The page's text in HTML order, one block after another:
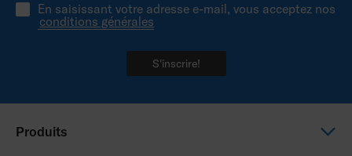
En saisissant votre adresse e-mail, vous acceptez nos
conditions générales
S'inscrire!
Produits